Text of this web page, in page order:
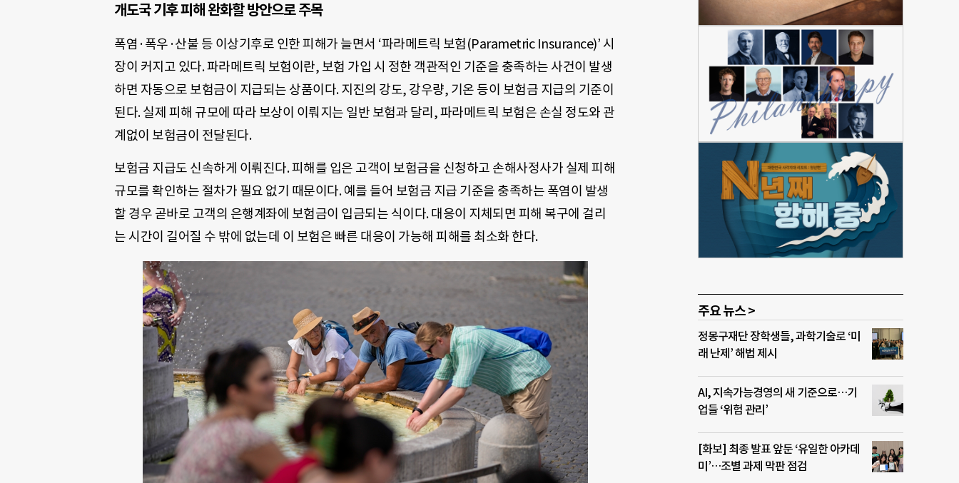
개도국 기후 피해 완화할 방안으로 주목
폭염·폭우·산불 등 이상기후로 인한 피해가 늘면서 ‘파라메트릭 보험(Parametric Insurance)’ 시
장이 커지고 있다. 파라메트릭 보험이란, 보험 가입 시 정한 객관적인 기준을 충족하는 사건이 발생
하면 자동으로 보험금이 지급되는 상품이다. 지진의 강도, 강우량, 기온 등이 보험금 지급의 기준이
된다. 실제 피해 규모에 따라 보상이 이뤄지는 일반 보험과 달리, 파라메트릭 보험은 손실 정도와 관
계없이 보험금이 전달된다.
보험금 지급도 신속하게 이뤄진다. 피해를 입은 고객이 보험금을 신청하고 손해사정사가 실제 피해
규모를 확인하는 절차가 필요 없기 때문이다. 예를 들어 보험금 지급 기준을 충족하는 폭염이 발생
할 경우 곧바로 고객의 은행계좌에 보험금이 입금되는 식이다. 대응이 지체되면 피해 복구에 걸리
는 시간이 길어질 수 밖에 없는데 이 보험은 빠른 대응이 가능해 피해를 최소화 한다.
주요 뉴스 >
정몽구재단 장학생들, 과학기술로 ‘미
래 난제’ 해법 제시
AI, 지속가능경영의 새 기준으로…기
업들 ‘위험 관리’
[화보] 최종 발표 앞둔 ‘유일한 아카데
미’…조별 과제 막판 점검